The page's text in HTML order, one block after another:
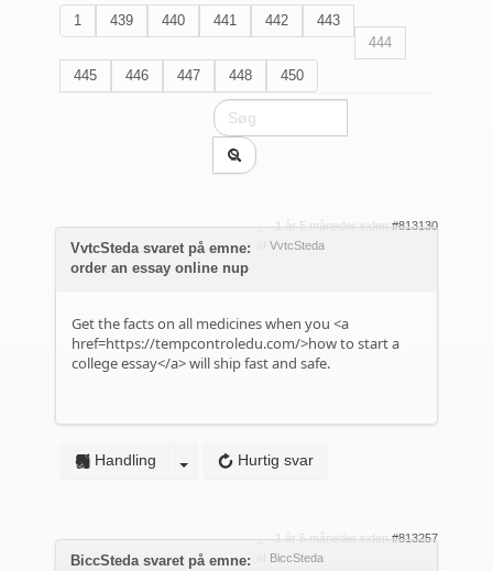
1 439 440 441 442
443
444
445
446 447 448 450
1 år 5 måneder siden #813130
VvtcSteda
VvtcSteda svaret på emne:
order an essay online nup
Get the facts on all medicines when you <a
href=https://tempcontroledu.com/>how to start a
college essay</a> will ship fast and safe.
Hurtig svar
Handling
1 år 5 måneder siden #813257
BiccSteda
BiccSteda svaret på emne: